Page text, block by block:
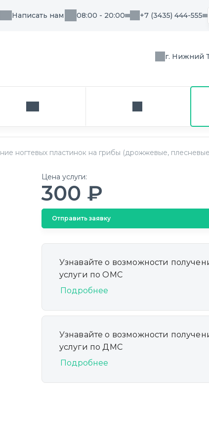
Написать нам 08:00 - 20:00 +7 (3435) 444-555
г. Нижний
Написать нам Заказ звонка
ногтевых пластинок на грибы (дрожжевые,
Цена услуги:
300 ₽
Отправить заявку
Узнавайте о возможности
услуги по ОМС
Подробнее
Узнавайте о возможности
услуги по ДМС
Подробнее